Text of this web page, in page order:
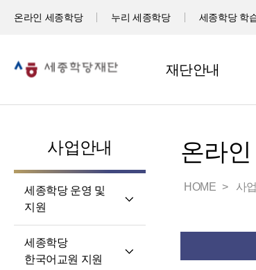
온라인 세종학당 누리 세종학당 세종학당 학
재단안내
사업안내
세종학당 운영 및
지원
세종학당 신규 지정
세종학당
한국어교원 지원
온라
HOME 사